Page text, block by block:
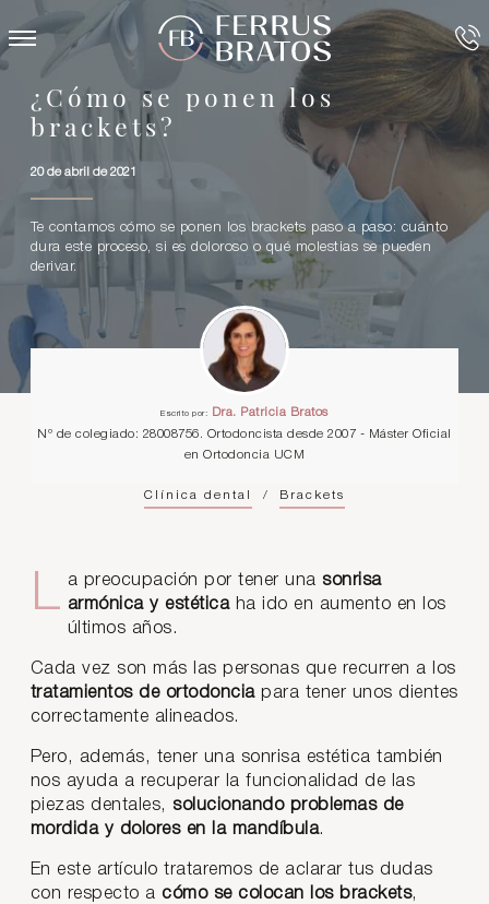
¿Cómo se ponen los
brackets?
20 de abril de 2021
Te contamos cómo se ponen los brackets paso a paso: cuánto
dura este proceso, si es doloroso o qué molestias se pueden
derivar.
Escrito por:
Dra. Patricia Bratos
Nº de colegiado: 28008756. Ortodoncista desde 2007 - Máster Oficial
en Ortodoncia UCM
Clínica dental / Brackets
La preocupación por tener una sonrisa
armónica y estéticaha ido en aumento en los
últimos años.
Cada vez son más las personas que recurren a los
tratamientos de ortodonciapara tener unos dientes
correctamente alineados.
Pero, además, tener una sonrisa estética también
nos ayuda a recuperar la funcionalidad de las
piezas dentales, solucionando problemas de
mordida y dolores en la mandíbula.
En este artículo trataremos de aclarar tus dudas
con respecto a cómo se colocan los brackets,